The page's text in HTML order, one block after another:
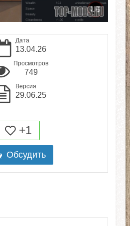
Дата
13.04.26
Просмотров
749
Версия
29.06.25
+1
Обсудить